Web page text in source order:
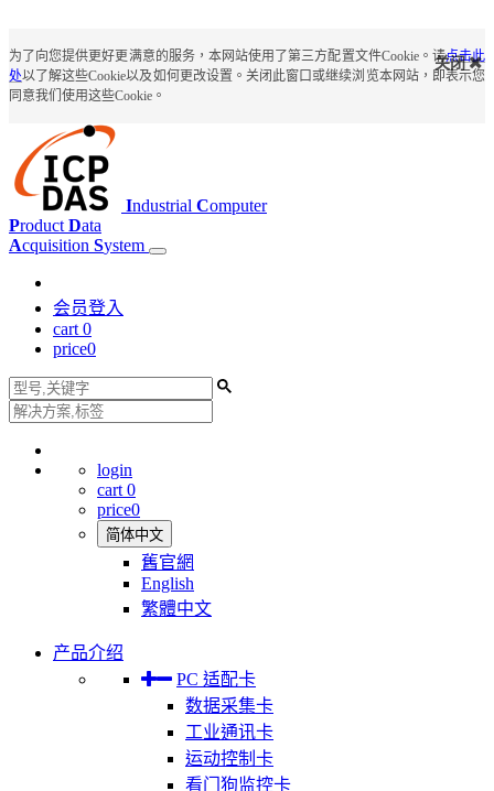
为了向您提供更好更满意的服务，本网站使用了第三方配置文件Cookie。请点击此
处以了解这些Cookie以及如何更改设置。关闭此窗口或继续浏览本网站，即表示您
同意我们使用这些Cookie。
关闭
Industrial Computer
Product Data
Acquisition System
会员登入
cart 0
price0
login
cart 0
price0
简体中文
舊官網
English
繁體中文
产品介绍
PC 适配卡
数据采集卡
工业通讯卡
运动控制卡
看门狗监控卡